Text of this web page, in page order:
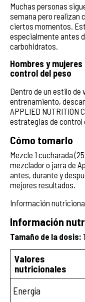
Muchas personas
semana pero realizan
ciertos momentos.
especialmente antes
carbohidratos.
Hombres y
control del peso
Dentro de un estilo de
entrenamiento,
APPLIED NUTRITION
estrategias de control
Cómo tomarlo
Mezcle 1 cucharada
mezclador o jarra de
antes, durante y
mejores resultados.
Información
Información
Tamaño de la dosis:
Valores
nutricionales
Energía